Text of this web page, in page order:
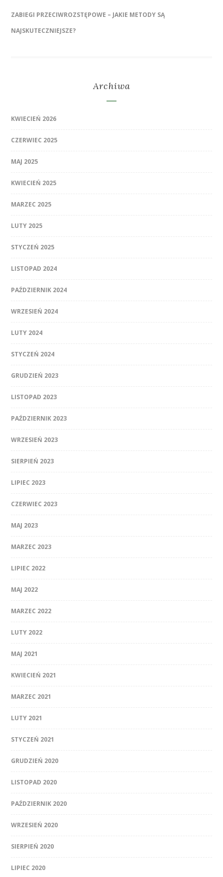
ZABIEGI PRZECIWROZSTĘPOWE – JAKIE METODY SĄ
NAJSKUTECZNIEJSZE?
Archiwa
KWIECIEŃ 2026
CZERWIEC 2025
MAJ 2025
KWIECIEŃ 2025
MARZEC 2025
LUTY 2025
STYCZEŃ 2025
LISTOPAD 2024
PAŹDZIERNIK 2024
WRZESIEŃ 2024
LUTY 2024
STYCZEŃ 2024
GRUDZIEŃ 2023
LISTOPAD 2023
PAŹDZIERNIK 2023
WRZESIEŃ 2023
SIERPIEŃ 2023
LIPIEC 2023
CZERWIEC 2023
MAJ 2023
MARZEC 2023
LIPIEC 2022
MAJ 2022
MARZEC 2022
LUTY 2022
MAJ 2021
KWIECIEŃ 2021
MARZEC 2021
LUTY 2021
STYCZEŃ 2021
GRUDZIEŃ 2020
LISTOPAD 2020
PAŹDZIERNIK 2020
WRZESIEŃ 2020
SIERPIEŃ 2020
LIPIEC 2020